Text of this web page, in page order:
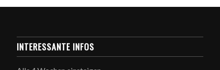
INTERESSANTE INFOS